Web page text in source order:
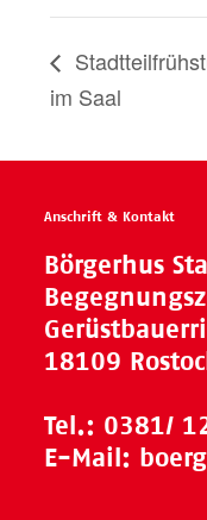
im Saal
Anschrift & Kontakt
Börgerhus
18109
Tel.: 0381/
E-Mail: